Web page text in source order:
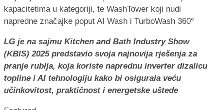
LG je na sajmu Kitchen and Bath Industry Show
(KBIS) 2025 predstavio svoja najnovija rješenja za
pranje rublja, koja koriste naprednu inverter dizalicu
topline i AI tehnologiju kako bi osigurala veću
učinkovitost, praktičnost i energetske uštede